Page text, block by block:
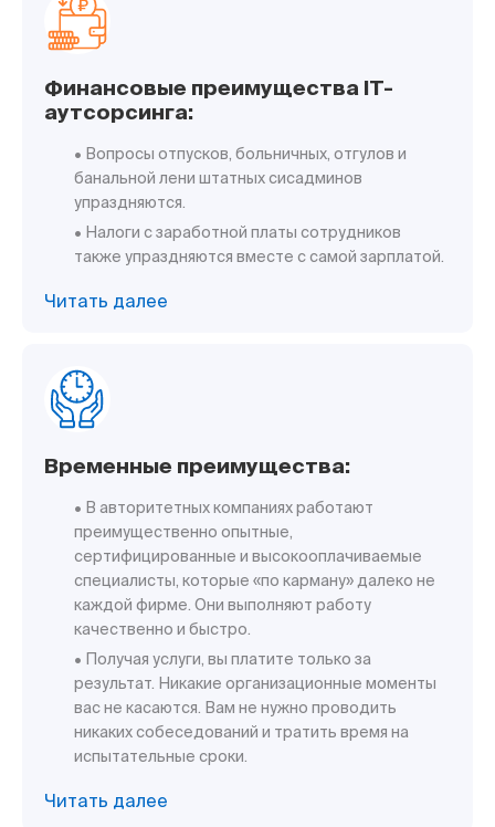
Финансовые преимущества IT-
аутсорсинга:
• Вопросы отпусков, больничных, отгулов и
банальной лени штатных сисадминов
упраздняются.
• Налоги с заработной платы сотрудников
также упраздняются вместе с самой зарплатой.
Читать далее
Временные преимущества:
• В авторитетных компаниях работают
преимущественно опытные,
сертифицированные и высокооплачиваемые
специалисты, которые «по карману» далеко не
каждой фирме. Они выполняют работу
качественно и быстро.
• Получая услуги, вы платите только за
результат. Никакие организационные моменты
вас не касаются. Вам не нужно проводить
никаких собеседований и тратить время на
испытательные сроки.
Читать далее